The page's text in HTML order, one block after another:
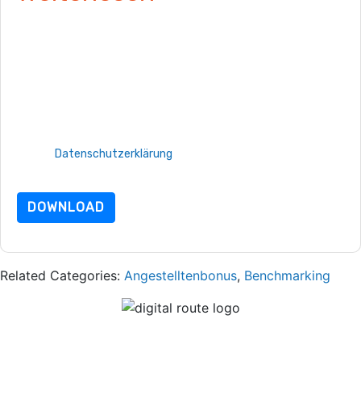
Datenschutzerklärung
DOWNLOAD
Related Categories: Angestelltenbonus, Benchmarking